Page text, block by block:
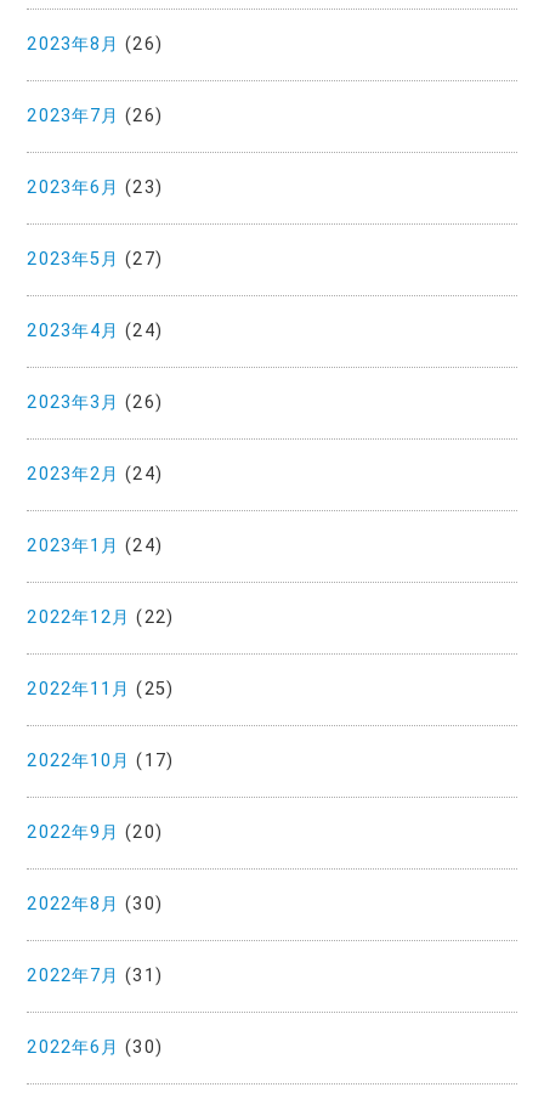
2023年8月 (26)
2023年7月 (26)
2023年6月 (23)
2023年5月 (27)
2023年4月 (24)
2023年3月 (26)
2023年2月 (24)
2023年1月 (24)
2022年12月 (22)
2022年11月 (25)
2022年10月 (17)
2022年9月 (20)
2022年8月 (30)
2022年7月 (31)
2022年6月 (30)